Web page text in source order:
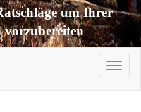
um Ihrer
vorzubereiten